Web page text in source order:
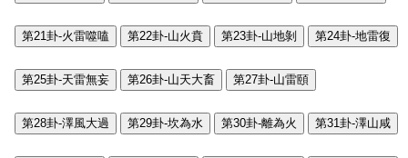
第21卦-火雷噬嗑 第22卦-山火賁 第23卦-山地剝 第24卦-地雷復
第25卦-天雷無妄 第26卦-山天大畜 第27卦-山雷頤
第28卦-澤風大過 第29卦-坎為水 第30卦-離為火 第31卦-澤山咸